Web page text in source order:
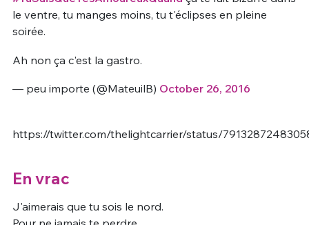
le ventre, tu manges moins, tu t'éclipses en pleine
soirée.
Ah non ça c'est la gastro.
— peu importe (@MateuilB) October 26, 2016
https://twitter.com/thelightcarrier/status/
En vrac
J'aimerais que tu sois le nord.